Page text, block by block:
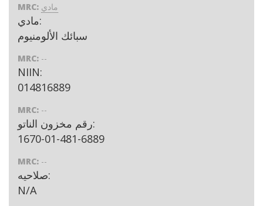
MRC: مادي
مادي:
سبائك الألومنيوم
MRC: --
NIIN:
014816889
MRC: --
رقم مخزون الناتو:
1670-01-481-6889
MRC: --
صلاحيه:
N/A